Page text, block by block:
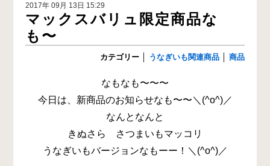
2017年 09月 13日 15:29
マックスバリュ限定商品な
も〜
カテゴリー うなぎいも関連商品 商品
なもなも〜〜〜
今日は、新商品のお知らせなも〜〜＼(^o^)／
なんとなんと
きぬさら さつまいもマッコリ
うなぎいもバージョンなもーー！＼(^o^)／